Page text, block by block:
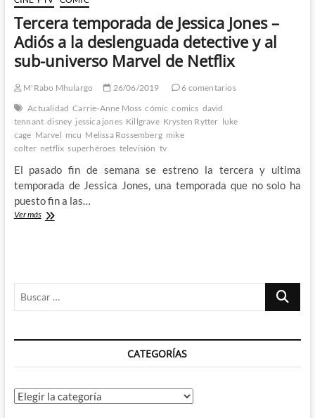
Tercera temporada de Jessica Jones –
Adiós a la deslenguada detective y al
sub-universo Marvel de Netflix
M'Rabo Mhulargo 26/06/2019
6 comentarios
Actualidad Carrie-Anne Moss cómic comics david
tennant disney jessica jones Killgrave Krysten Rytter luke
cage Marvel mcu Melissa Rossemberg mike
colter netflix superhéroes televisión tv
El pasado fin de semana se estreno la tercera y ultima
temporada de Jessica Jones, una temporada que no solo ha
puesto fin a las…
Ver másTercera
a
detective
al
universo
Marvel
Buscar
CATEGORÍAS
Categorías